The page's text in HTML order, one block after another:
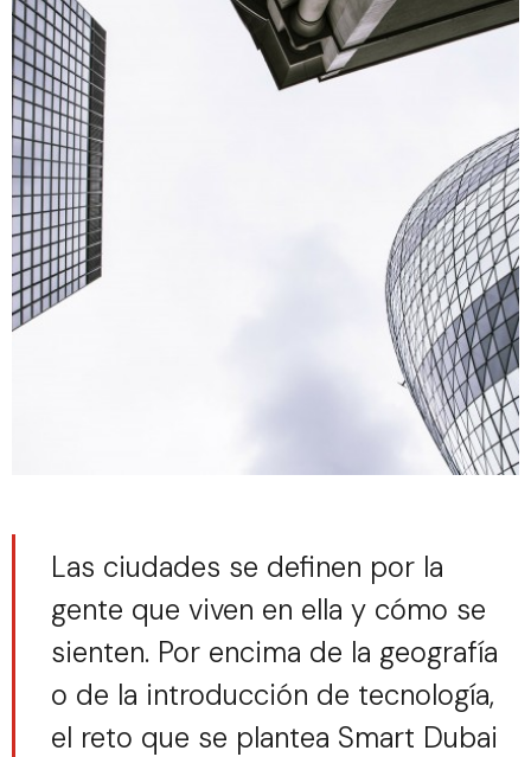
Las ciudades se definen por la
gente que viven en ella y cómo se
sienten. Por encima de la geografía
o de la introducción de tecnología,
el reto que se plantea Smart Dubai